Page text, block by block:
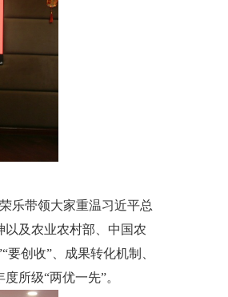
乐带领大家重温习近平总
及农业农村部、中国农
创收”、成果转化机制、
所级“两优一先”。